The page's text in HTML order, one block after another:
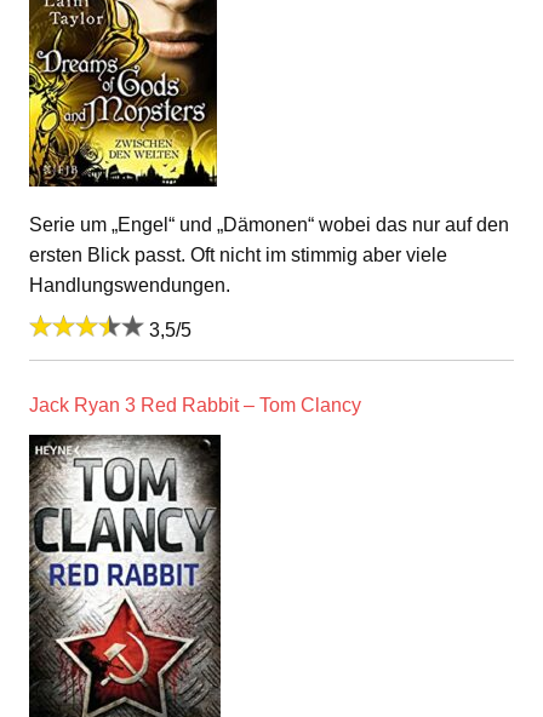
Serie um „Engel“ und „Dämonen“ wobei das nur auf den
ersten Blick passt. Oft nicht im stimmig aber viele
Handlungswendungen.
3,5/5
Jack Ryan 3 Red Rabbit – Tom Clancy